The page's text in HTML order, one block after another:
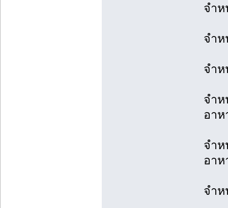
จำห
จำห
จำห
จำห
อาห
จำห
อาห
จำ